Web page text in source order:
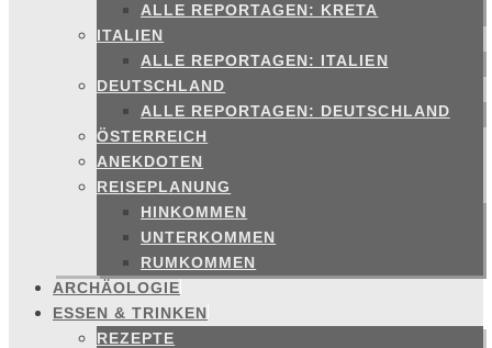
ALLE REPORTAGEN: KRETA
ITALIEN
ALLE REPORTAGEN: ITALIEN
DEUTSCHLAND
ALLE REPORTAGEN: DEUTSCHLAND
ÖSTERREICH
ANEKDOTEN
REISEPLANUNG
HINKOMMEN
UNTERKOMMEN
RUMKOMMEN
ARCHÄOLOGIE
ESSEN & TRINKEN
REZEPTE